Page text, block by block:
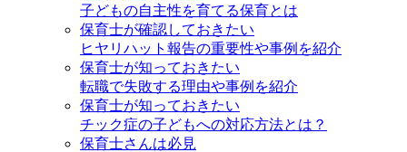
子どもの自主性を育てる保育とは
保育士が確認しておきたい
ヒヤリハット報告の重要性や事例を紹介
保育士が知っておきたい
転職で失敗する理由や事例を紹介
保育士が知っておきたい
チック症の子どもへの対応方法とは？
保育士さんは必見